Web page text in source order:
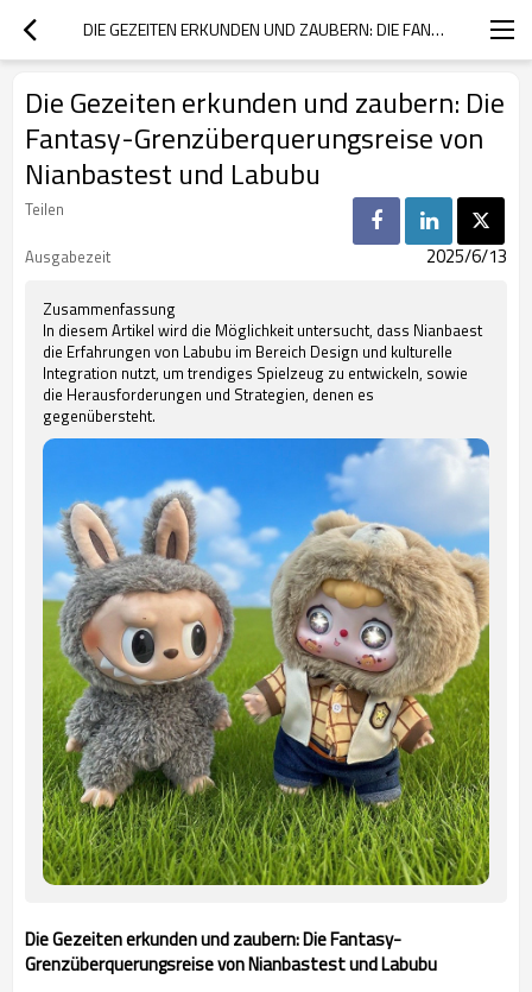
DIE GEZEITEN ERKUNDEN UND ZAUBERN: DIE FANTASY-GRENZÜBERQUERUNGSREISE VON NIANBASTEST UND LABUBU
Die Gezeiten erkunden und zaubern: Die
Fantasy-Grenzüberquerungsreise von
Nianbastest und Labubu
Teilen
Ausgabezeit
2025/6/13
Zusammenfassung
In diesem Artikel wird die Möglichkeit untersucht, dass Nianbaest
die Erfahrungen von Labubu im Bereich Design und kulturelle
Integration nutzt, um trendiges Spielzeug zu entwickeln, sowie
die Herausforderungen und Strategien, denen es
gegenübersteht.
Die Gezeiten erkunden und zaubern: Die Fantasy-
Grenzüberquerungsreise von Nianbastest und Labubu